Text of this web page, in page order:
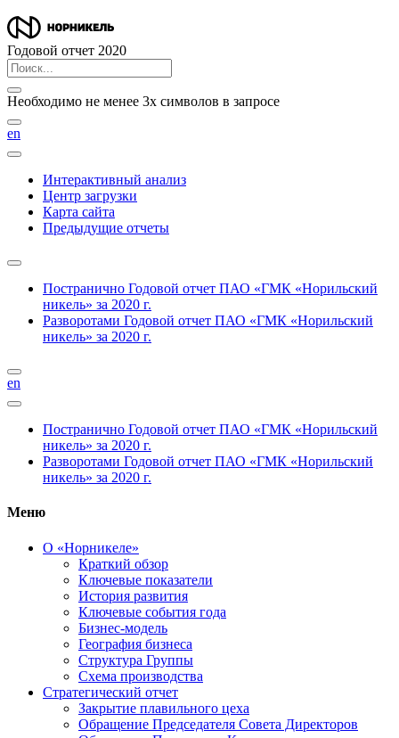
Годовой отчет 2020
Необходимо не менее 3х символов в запросе
en
Интерактивный анализ
Центр загрузки
Карта сайта
Предыдущие отчеты
Постранично Годовой отчет ПАО «ГМК «Норильский
никель» за 2020 г.
Разворотами Годовой отчет ПАО «ГМК «Норильский
никель» за 2020 г.
en
Постранично Годовой отчет ПАО «ГМК «Норильский
никель» за 2020 г.
Разворотами Годовой отчет ПАО «ГМК «Норильский
никель» за 2020 г.
Меню
О «Норникеле»
Краткий обзор
Ключевые показатели
История развития
Ключевые события года
Бизнес-модель
География бизнеса
Структура Группы
Схема производства
Стратегический отчет
Закрытие плавильного цеха
Обращение Председателя Совета Директоров